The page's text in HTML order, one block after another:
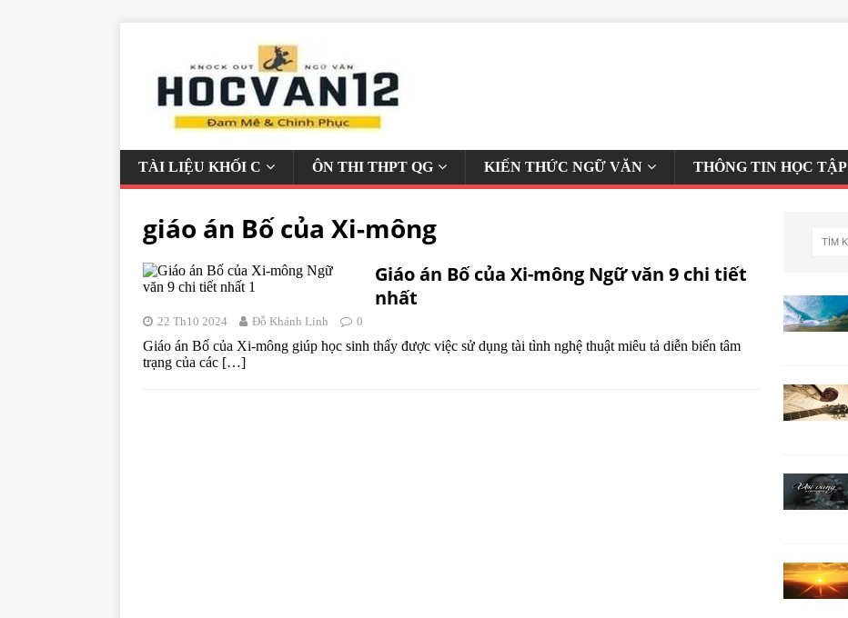
TÀI LIỆU KHỐI C ÔN THI THPT QG KIẾN THỨC NGỮ VĂN THÔNG TIN HỌC TẬP
giáo án Bố của Xi-mông
Giáo án Bố của Xi-mông Ngữ văn 9 chi tiết
nhất
22 Th10 2024 Đỗ Khánh Linh 0
Giáo án Bố của Xi-mông giúp học sinh thấy được việc sử dụng tài tình nghệ thuật miêu tả diễn biến tâm
trạng của các […]